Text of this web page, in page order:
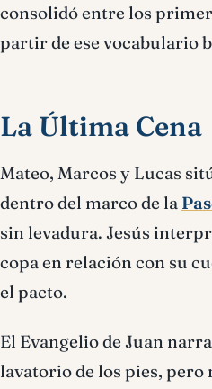
consolidó entre los
partir de ese vocabulario
La Última Cena
Mateo, Marcos y Lucas
dentro del marco de la
sin levadura. Jesús
copa en relación con su
el pacto.
El Evangelio de Juan
lavatorio de los pies, pero